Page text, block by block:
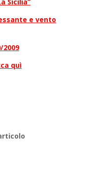
e vento
2009
quì